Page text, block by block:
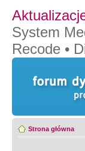
System
Recode •
Strona główna